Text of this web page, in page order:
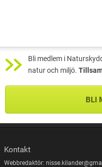
Bli medlem i
natur och miljö.
BLI
Kontakt
Webbredaktör: